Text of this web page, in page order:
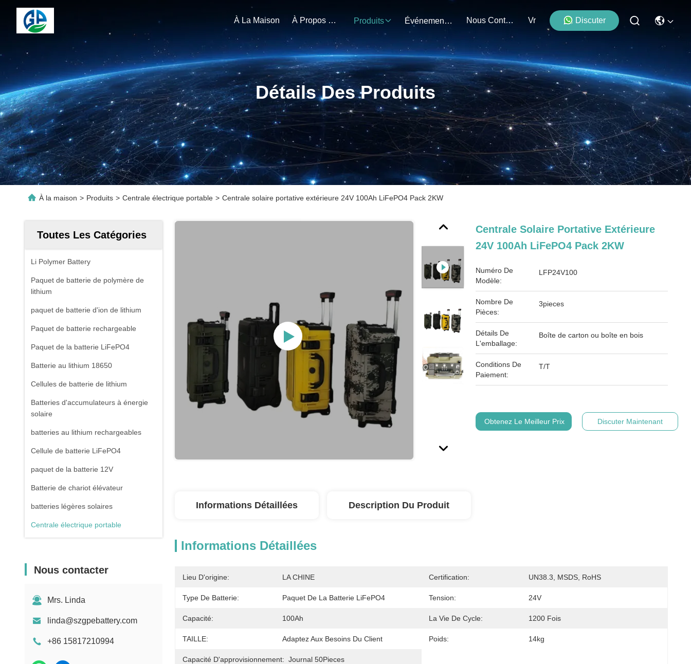
À La Maison À Propos De Nous Produits Événements Nous Contacter Vr Discuter
Détails Des Produits
À la maison > Produits > Centrale électrique portable > Centrale solaire portative extérieure 24V 100Ah LiFePO4 Pack 2KW
Toutes Les Catégories
Li Polymer Battery
Paquet de batterie de polymère de
lithium
paquet de batterie d'ion de lithium
Paquet de batterie rechargeable
Paquet de la batterie LiFePO4
Batterie au lithium 18650
Cellules de batterie de lithium
Batteries d'accumulateurs à énergie
solaire
batteries au lithium rechargeables
Cellule de batterie LiFePO4
paquet de la batterie 12V
Batterie de chariot élévateur
batteries légères solaires
Centrale électrique portable
Nous contacter
Mrs. Linda
linda@szgpebattery.com
+86 15817210994
Centrale Solaire Portative Extérieure
24V 100Ah LiFePO4 Pack 2KW
Numéro De
Modèle:
LFP24V100
Nombre De
Pièces:
3pieces
Détails De
L'emballage:
Boîte de carton ou boîte en bois
Conditions De
Paiement:
T/T
Obtenez Le Meilleur Prix Discuter Maintenant
Informations Détaillées Description Du Produit
Informations Détaillées
Lieu D'origine: LA CHINE Certification: UN38.3, MSDS, RoHS
Type De Batterie: Paquet De La Batterie LiFePO4 Tension: 24V
Capacité: 100Ah La Vie De Cycle: 1200 Fois
TAILLE: Adaptez Aux Besoins Du Client Poids: 14kg
Capacité D'approvisionnement: Journal 50Pieces